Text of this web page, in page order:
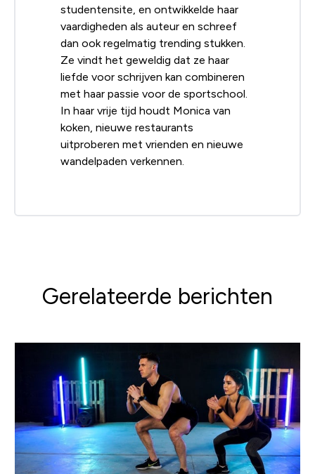
studentensite, en ontwikkelde haar
vaardigheden als auteur en schreef
dan ook regelmatig trending stukken.
Ze vindt het geweldig dat ze haar
liefde voor schrijven kan combineren
met haar passie voor de sportschool.
In haar vrije tijd houdt Monica van
koken, nieuwe restaurants
uitproberen met vrienden en nieuwe
wandelpaden verkennen.
Gerelateerde berichten